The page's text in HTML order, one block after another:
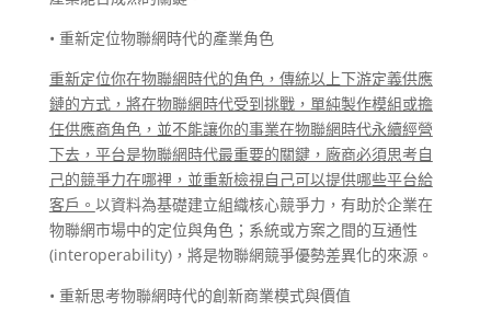
• 重新定位物聯網時代的產業角色
重新定位你在物聯網時代的角色，傳統以上下游定義供應
鏈的方式，將在物聯網時代受到挑戰，單純製作模組或擔
任供應商角色，並不能讓你的事業在物聯網時代永續經營
下去，平台是物聯網時代最重要的關鍵，廠商必須思考自
己的競爭力在哪裡，並重新檢視自己可以提供哪些平台給
客戶。 以資料為基礎建立組織核心競爭力，有助於企業在
物聯網市場中的定位與角色；系統或方案之間的互通性
(interoperability)，將是物聯網競爭優勢差異化的來源。
• 重新思考物聯網時代的創新商業模式與價值